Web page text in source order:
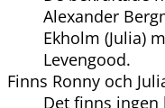
Alexander
Ekholm (Julia)
Levengood.
Finns Ronny och
Det finns ingen